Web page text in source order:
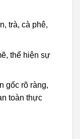
trà, cà phê,
thể hiện sự
gốc rõ ràng,
toàn thực